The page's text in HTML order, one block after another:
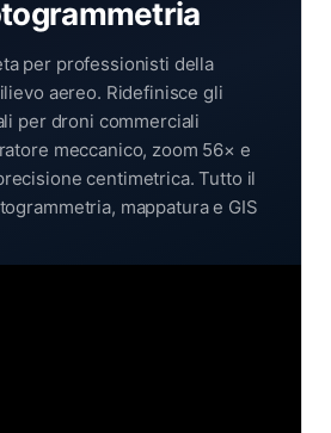
per professionisti della
aereo. Ridefinisce gli
per droni commerciali
meccanico, zoom 56× e
centimetrica. Tutto il
mappatura e GIS